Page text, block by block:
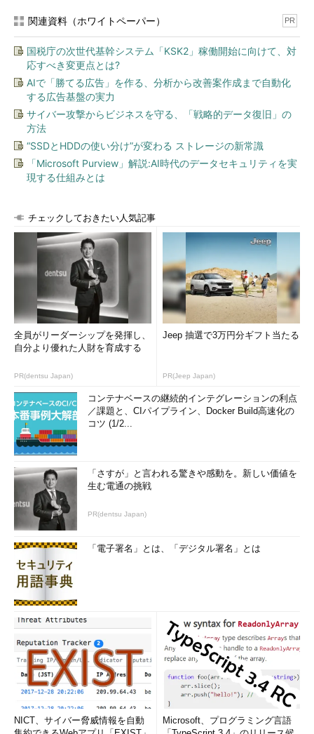
関連資料（ホワイトペーパー） PR
国税庁の次世代基幹システム「KSK2」稼働開始に向けて、対
応すべき変更点とは?
AIで「勝てる広告」を作る、分析から改善案作成まで自動化
する広告基盤の実力
サイバー攻撃からビジネスを守る、「戦略的データ復旧」の
方法
“SSDとHDDの使い分け”が変わる ストレージの新常識
「Microsoft Purview」解説:AI時代のデータセキュリティを実
現する仕組みとは
チェックしておきたい人気記事
全員がリーダーシップを発揮し、
自分より優れた人財を育成する
PR(dentsu Japan)
Jeep 抽選で3万円分ギフト当たる
PR(Jeep Japan)
コンテナベースの継続的インテグレーションの利点
／課題と、CIパイプライン、Docker Build高速化の
コツ (1/2...
「さすが」と言われる驚きや感動を。新しい価値を
生む電通の挑戦
PR(dentsu Japan)
「電子署名」とは、「デジタル署名」とは
NICT、サイバー脅威情報を自動
Microsoft、プログラミング言語